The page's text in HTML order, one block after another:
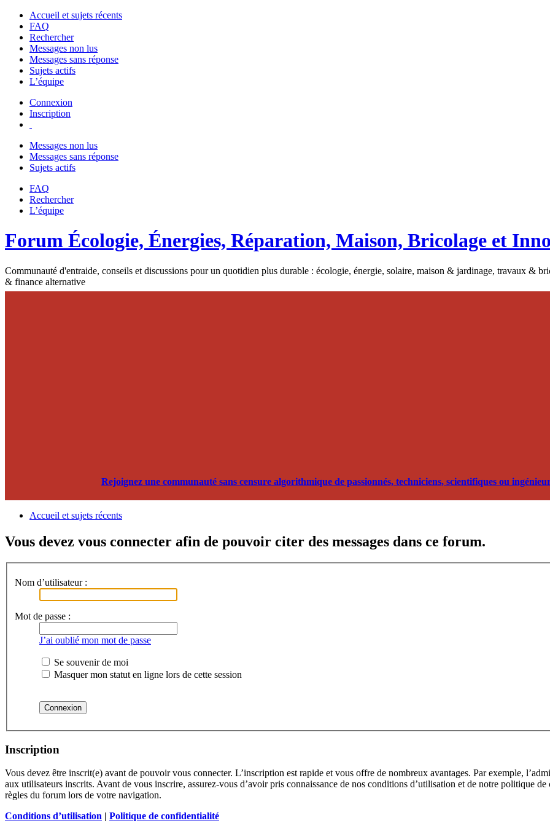
Accueil et sujets récents
FAQ
Rechercher
Messages non lus
Messages sans réponse
Sujets actifs
L’équipe
Connexion
Inscription
Messages non lus
Messages sans réponse
Sujets actifs
FAQ
Rechercher
L’équipe
Forum Écologie, Énergies, Réparation, Maison, Bricolage et
Communauté d'entraide, conseils et discussions pour un quotidien plus durable : écologie, énergie, solaire, maison & jardinage, travaux &
& finance alternative
Rejoignez une communauté sans censure algorithmique de passionnés, techniciens, scientifiques ou
Accueil et sujets récents
Vous devez vous connecter afin de pouvoir citer des messages dans ce forum.
Nom d’utilisateur :
Mot de passe :
J’ai oublié mon mot de passe
Se souvenir de moi
Masquer mon statut en ligne lors de cette session
Inscription
Vous devez être inscrit(e) avant de pouvoir vous connecter. L’inscription est rapide et vous offre de nombreux avantages. Par exemple,
aux utilisateurs inscrits. Avant de vous inscrire, assurez-vous d’avoir pris connaissance de nos conditions d’utilisation et de notre politique
règles du forum lors de votre navigation.
Conditions d’utilisation | Politique de confidentialité